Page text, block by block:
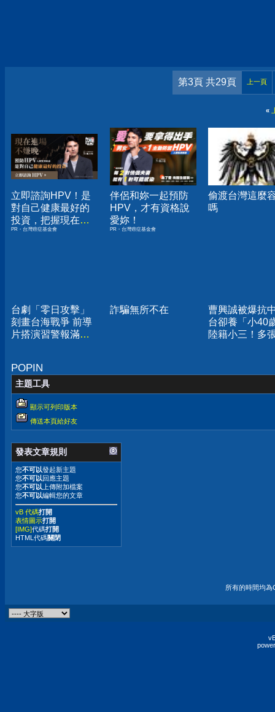
第3頁 共29頁 上一頁
«
立即諮詢HPV！是
對自己健康最好的
投資，把握現在不
嫌晚！
PR・台灣癌症基金會
伴侶和妳一起預防
HPV，才有資格說
愛妳！
PR・台灣癌症基金會
偷渡台灣這麼
嗎
台劇「零日攻擊」
刻畫台海戰爭 前導
片搭演習警報滿滿
詐騙無所不在
曹興誠被爆抗
台卻養「小40
陸籍小三！多
POPIN
主題工具
顯示可列印版本
傳送本頁給好友
發表文章規則
您不可以發起新主題
您不可以 回應主題
您不可以 上傳附加檔案
您不可以編輯您的文章
vB 代碼打開
表情圖示打開
[IMG]代碼打開
HTML代碼關閉
所有的時間均為